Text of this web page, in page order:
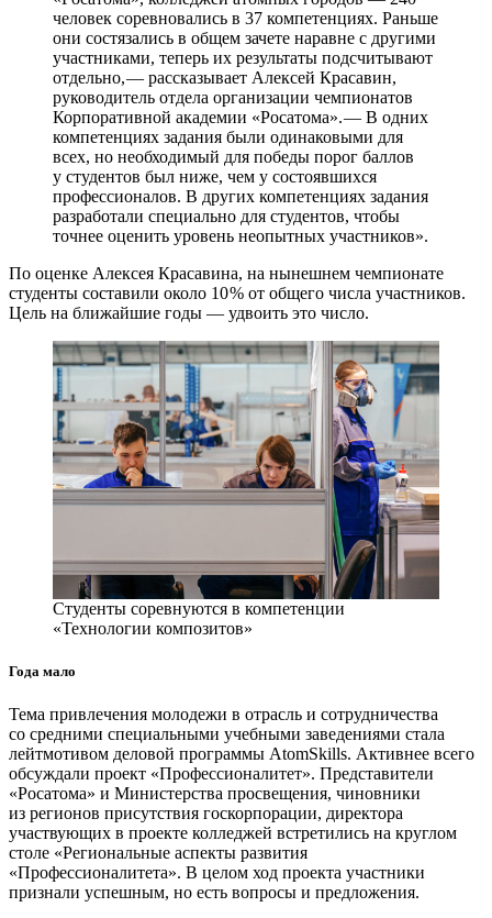
человек соревновались в 37 компетенциях. Раньше
они состязались в общем зачете наравне с другими
участниками, теперь их результаты подсчитывают
отдельно, — ​рассказывает Алексей Красавин,
руководитель отдела организации чемпионатов
Корпоративной академии «Росатома». — ​В одних
компетенциях задания были одинаковыми для
всех, но необходимый для победы порог баллов
у студентов был ниже, чем у состоявшихся
профессионалов. В других компетенциях задания
разработали специально для студентов, чтобы
точнее оценить уровень неопытных участников».
По оценке Алексея Красавина, на нынешнем чемпионате
студенты составили около 10 % от общего числа участников.
Цель на ближайшие годы — ​удвоить это число.
Студенты соревнуются в компетенции
«Технологии композитов»
Года мало
Тема привлечения молодежи в отрасль и сотрудничества
со средними специальными учебными заведениями стала
лейтмотивом деловой программы AtomSkills. Активнее всего
обсуждали проект «Профессионалитет». Представители
«Росатома» и Министерства просвещения, чиновники
из регионов присутствия госкорпорации, директора
участвующих в проекте колледжей встретились на круглом
столе «Региональные аспекты развития
«Профессионалитета». В целом ход проекта участники
признали успешным, но есть вопросы и предложения.